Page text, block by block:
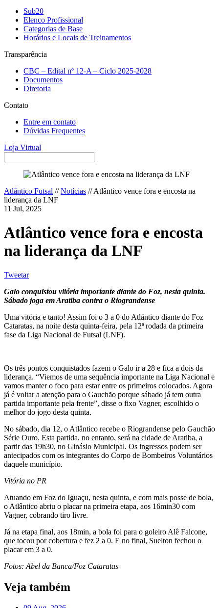
Sub20
Elenco Profissional
Categorias de Base
Horários e Locais de Treinamentos
Transparência
CBC – Edital nº 12-A – Ciclo 2025-2028
Documentos
Diretoria
Contato
Entre em contato
Dúvidas Frequentes
Loja Virtual
Atlântico Futsal //Notícias //Atlântico vence fora e encosta na
liderança da LNF
11 Jul, 2025
Atlântico vence fora e encosta
na liderança da LNF
Tweetar
Galo conquistou vitória importante diante do Foz, nesta quinta.
Sábado joga em Aratiba contra o Riograndense
Uma vitória e tanto! Assim foi o 3 a 0 do Atlântico diante do Foz
Cataratas, na noite desta quinta-feira, pela 12ª rodada da primeira
fase da Liga Nacional de Futsal (LNF).
Os três pontos conquistados fazem o Galo ir a 28 e fica a dois da
liderança. “Viemos de uma sequência importante na Liga Nacional e
vamos manter o foco para estar entre os primeiros colocados. Agora
já é voltar a atenção para o Gauchão porque sábado já tem outra
partida importante pela frente”, disse o fixo Vagner, escolhido o
melhor do jogo desta quinta.
No sábado, dia 12, o Atlântico recebe o Riograndense pelo Gauchão
Série Ouro. Esta partida, no entanto, será na cidade de Aratiba, a
partir das 19h30, no Ginásio Municipal. Os ingressos podem ser
antecipados com os integrantes do Corpo de Bombeiros Voluntários
daquele município.
Vitória no PR
Atuando em Foz do Iguaçu, nesta quinta, e com mais posse de bola,
o Atlântico abriu o placar na primeira etapa, aos 16min30 com
Vagner, cobrando tiro livre.
Já na etapa final, aos 18min, a bola foi para o goleiro Alê Falcone,
que tocou por cobertura e fez 2 a 0. E no final, Suelton fechou o
placar em 3 a 0.
Fotos: Abel da Banca/Foz Cataratas
Veja também